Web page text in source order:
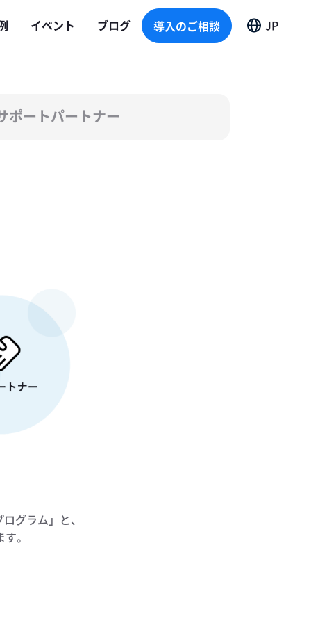
イベント ブログ
導入のご相談
導入のご相談 JP
ポートパートナー
グラム」と、
。